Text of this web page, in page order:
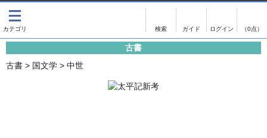
（0点）
影印資料
書誌学・目録
画像がある商品のみ検索
古書
古書 > 国文学 > 中世